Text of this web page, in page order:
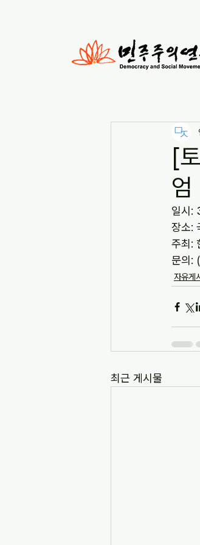
[
엄
일시:
장소:
주최:
문의:
자유게
최근 게시물